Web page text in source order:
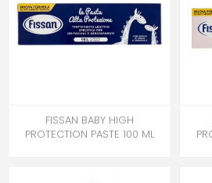
FISSAN BABY HIGH
PROTECTION PASTE 100 ML